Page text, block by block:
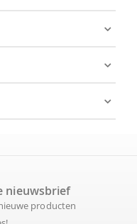
nieuwsbrief
producten